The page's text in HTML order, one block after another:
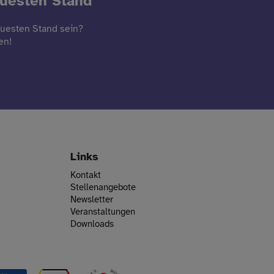
Stand sein?
Links
Kontakt
Stellenangebote
Newsletter
Veranstaltungen
Downloads